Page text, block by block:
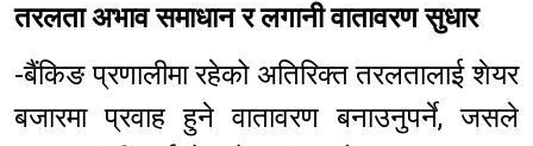
तरलता अभाव समाधान र लगानी वातावरण सुधार
-बैंकिङ प्रणालीमा रहेको अतिरिक्त तरलतालाई शेयर
बजारमा प्रवाह हुने वातावरण बनाउनुपर्ने, जसले